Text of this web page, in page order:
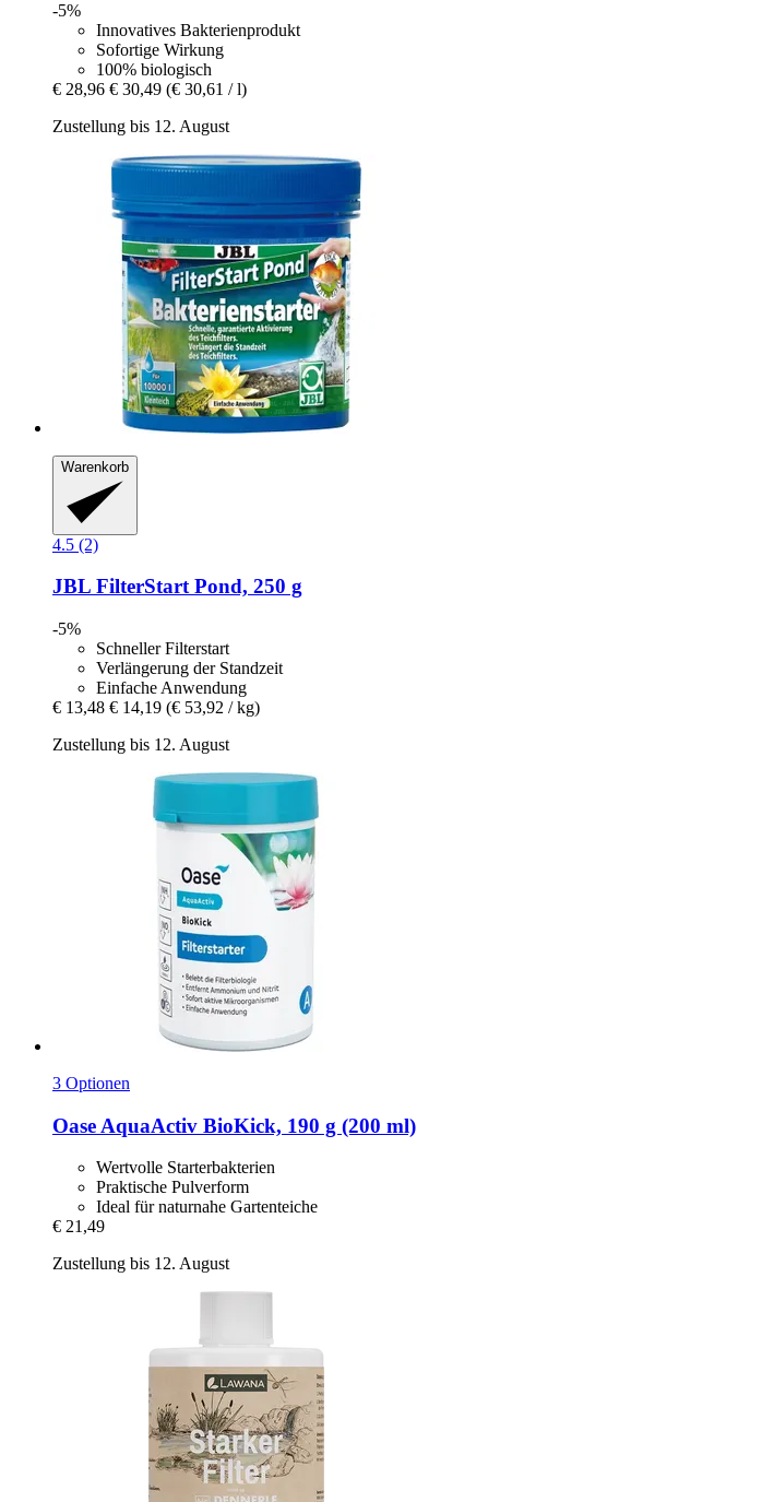
-5%
Innovatives Bakterienprodukt
Sofortige Wirkung
100% biologisch
€ 28,96 € 30,49 (€ 30,61 / l)
Zustellung bis 12. August
Warenkorb
4.5 (2)
JBL FilterStart Pond, 250 g
-5%
Schneller Filterstart
Verlängerung der Standzeit
Einfache Anwendung
€ 13,48 € 14,19 (€ 53,92 / kg)
Zustellung bis 12. August
3 Optionen
Oase AquaActiv BioKick, 190 g (200 ml)
Wertvolle Starterbakterien
Praktische Pulverform
Ideal für naturnahe Gartenteiche
€ 21,49
Zustellung bis 12. August